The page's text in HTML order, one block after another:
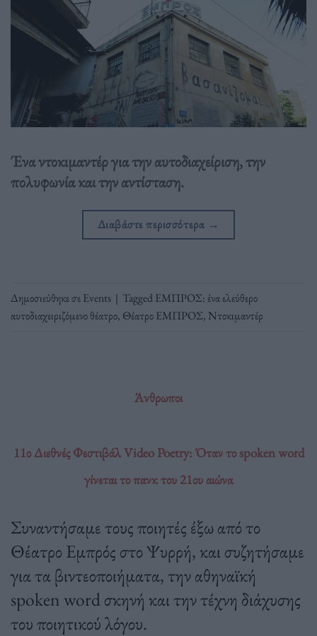
Ένα ντοκιμαντέρ για την αυτοδιαχείριση, την
πολυφωνία και την αντίσταση.
Διαβάστε περισσότερα →
Δημοσιεύθηκε σεEvents | TaggedΕΜΠΡΟΣ: ένα ελεύθερο
αυτοδιαχειριζόμενο θέατρο, Θέατρο ΕΜΠΡΟΣ, Ντοκιμαντέρ
Άνθρωποι
11ο Διεθνές Φεστιβάλ Video Poetry: Όταν το spoken word
γίνεται το πανκ του 21ου αιώνα
Συναντήσαμε τους ποιητές έξω από το
Θέατρο Εμπρός στο Ψυρρή, και συζητήσαμε
για τα βιντεοποιήματα, την αθηναϊκή
spoken word σκηνή και την τέχνη διάχυσης
του ποιητικού λόγου.